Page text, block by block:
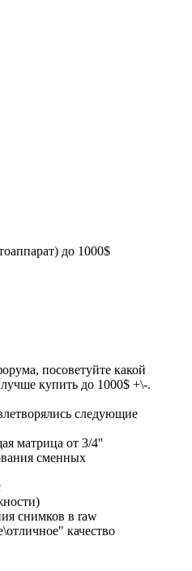
до 1000$
посоветуйте какой
купить до 1000$ +\-.
следующие
матрица от 3/4''
сменных
снимков в raw
качество